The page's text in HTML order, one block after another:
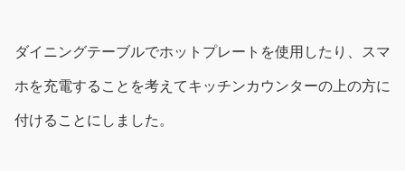
ダイニングテーブルでホットプレートを使用したり、スマ
ホを充電することを考えてキッチンカウンターの上の方に
付けることにしました。